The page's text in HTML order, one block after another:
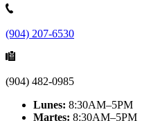
(904) 207-6530
(904) 482-0985
Lunes: 8:30AM–5PM
Martes: 8:30AM–5PM